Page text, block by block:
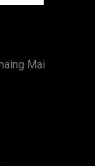
Mai